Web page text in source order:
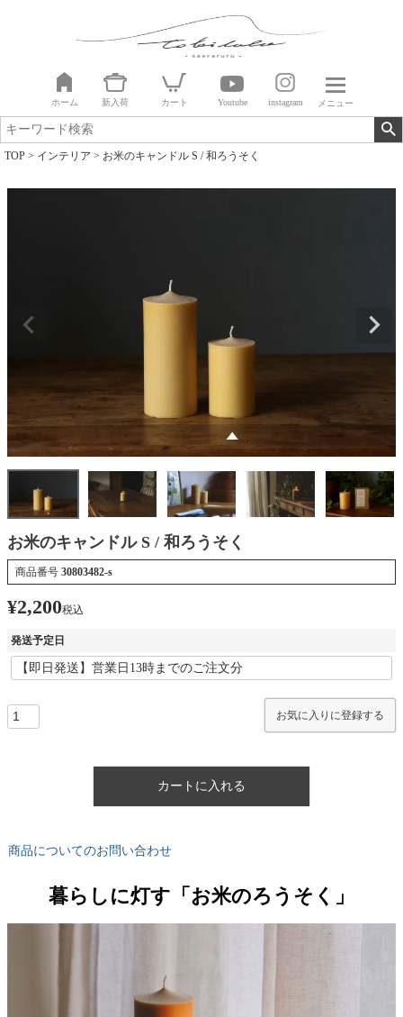
ホーム 新入荷 カート Youtube instagram メニュー
TOP インテリア お米のキャンドル S / 和ろうそく
お米のキャンドル S / 和ろうそく
商品番号 30803482-s
¥2,200税込
発送予定日
お気に入りに登録する
カートに入れる
商品についてのお問い合わせ
暮らしに灯す「お米のろうそく」